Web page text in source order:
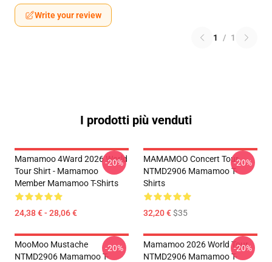
Write your review
1 / 1
I prodotti più venduti
Mamamoo 4Ward 2026 World
Tour Shirt - Mamamoo
Member Mamamoo T-Shirts
24,38 € - 28,06 €
-20%
MAMAMOO Concert Tour
NTMD2906 Mamamoo T-
Shirts
32,20 €$35
-20%
MooMoo Mustache
NTMD2906 Mamamoo T-
-20%
Mamamoo 2026 World Tour
NTMD2906 Mamamoo T-
-20%